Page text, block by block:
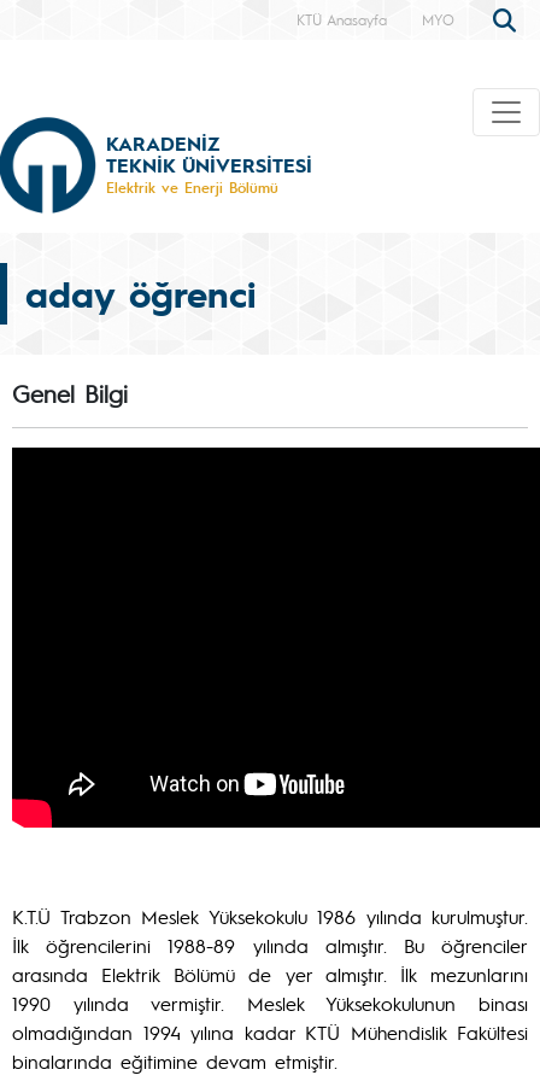
KTÜ Anasayfa MYO
KARADENİZ
TEKNİK ÜNİVERSİTESİ
Elektrik ve Enerji Bölümü
aday öğrenci
Genel Bilgi
K.T.Ü Trabzon Meslek Yüksekokulu 1986 yılında kurulmuştur.
İlk öğrencilerini 1988-89 yılında almıştır. Bu öğrenciler
arasında Elektrik Bölümü de yer almıştır. İlk mezunlarını
1990 yılında vermiştir. Meslek Yüksekokulunun binası
olmadığından 1994 yılına kadar KTÜ Mühendislik Fakültesi
binalarında eğitimine devam etmiştir.